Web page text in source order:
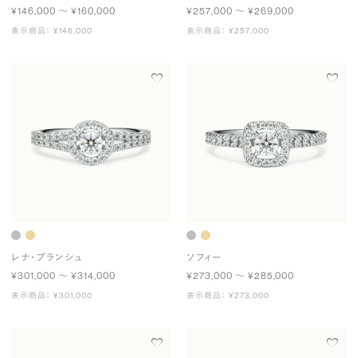
¥146,000 〜 ¥160,000
表示商品： ¥146,000
¥257,000 〜 ¥269,000
表示商品： ¥257,000
レナ・ブランシュ
¥301,000 〜 ¥314,000
表示商品： ¥301,000
ソフィー
¥273,000 〜 ¥285,000
表示商品： ¥273,000